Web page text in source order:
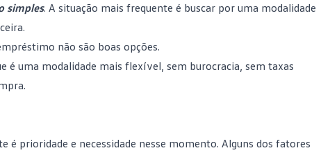
simples. A situação mais frequente é buscar por uma modalidade
não são boas opções.
uma modalidade mais flexível, sem burocracia, sem taxas
prioridade e necessidade nesse momento. Alguns dos fatores